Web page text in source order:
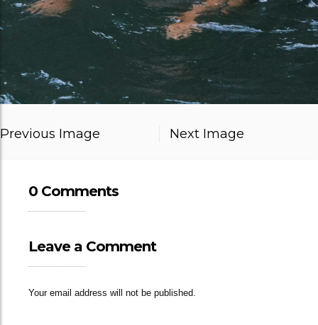
Previous Image Next Image
0 Comments
Leave a Comment
Your email address will not be published.